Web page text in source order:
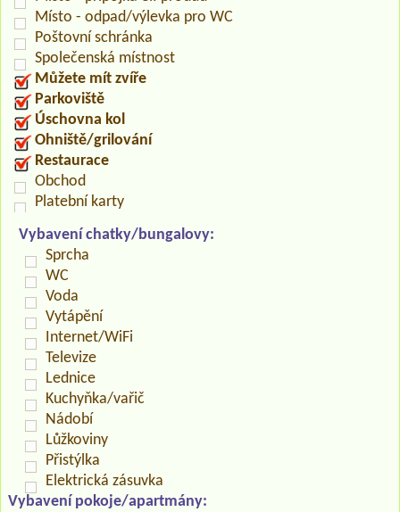
Místo - odpad/výlevka pro WC
Poštovní schránka
Společenská místnost
Můžete mít zvíře
Parkoviště
Úschovna kol
Ohniště/grilování
Restaurace
Obchod
Platební karty
Vybavení chatky/bungalovy:
Sprcha
WC
Voda
Vytápění
Internet/WiFi
Televize
Lednice
Kuchyňka/vařič
Nádobí
Lůžkoviny
Přistýlka
Elektrická zásuvka
Vybavení pokoje/apartmány: